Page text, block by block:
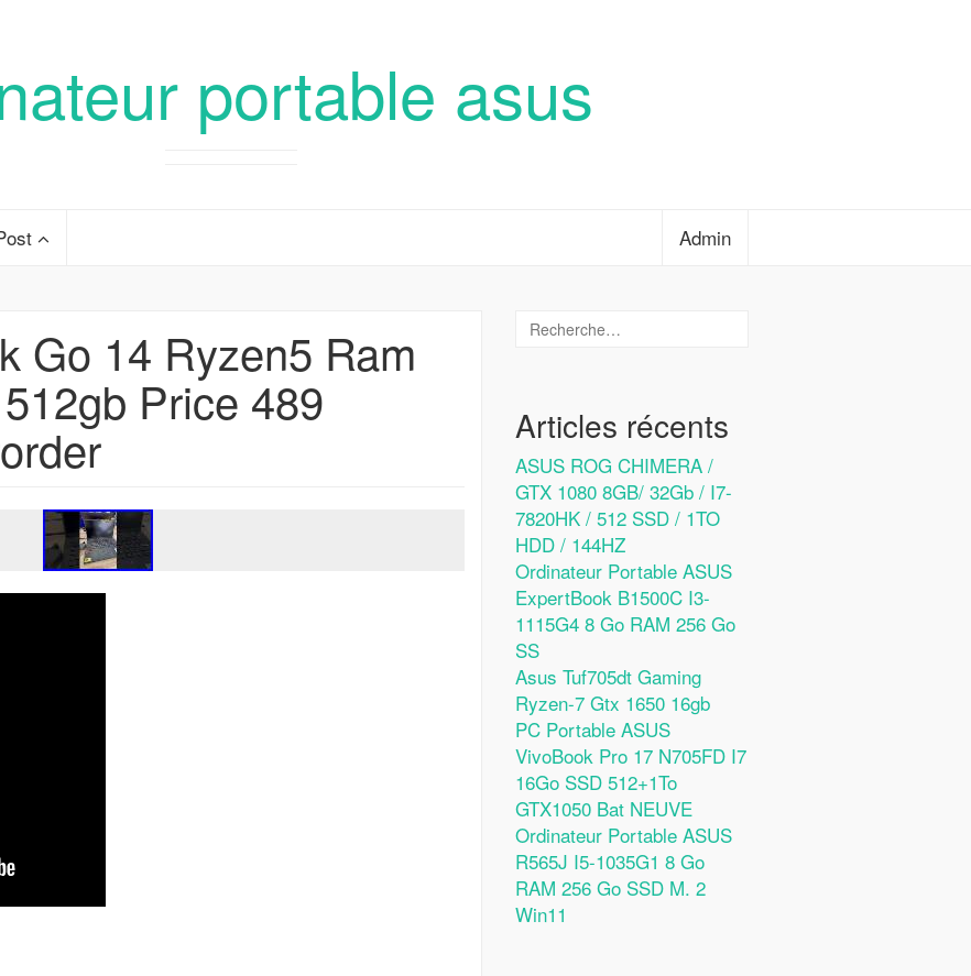
portable asus
Admin
Go 14 Ryzen5 Ram
Price 489 Articles récents
ASUS ROG CHIMERA /
GTX 1080 8GB/ 32Gb / I7-
7820HK / 512 SSD / 1TO
HDD / 144HZ
Ordinateur Portable ASUS
ExpertBook B1500C I3-
1115G4 8 Go RAM 256 Go
SS
Asus Tuf705dt Gaming
Ryzen-7 Gtx 1650 16gb
PC Portable ASUS
VivoBook Pro 17 N705FD I7
16Go SSD 512+1To
GTX1050 Bat NEUVE
Ordinateur Portable ASUS
R565J I5-1035G1 8 Go
RAM 256 Go SSD M. 2
Win11